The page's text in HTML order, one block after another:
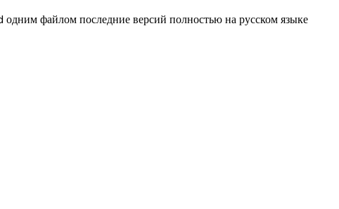
файлом последние версий полностью на русском языке